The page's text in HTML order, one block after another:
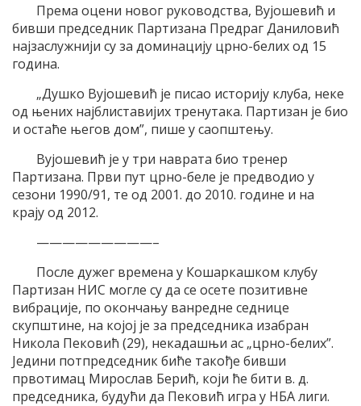
Према оцени новог руководства, Вујошевић и
бивши председник Партизана Предраг Даниловић
најзаслужнији су за доминацију црно-белих од 15
година.
„Душко Вујошевић је писао историју клуба, неке
од њених најблиставијих тренутака. Партизан је био
и остаће његов дом”, пише у саопштењу.
Вујошевић је у три наврата био тренер
Партизана. Први пут црно-беле је предводио у
сезони 1990/91, те од 2001. до 2010. године и на
крају од 2012.
—————————–
После дужег времена у Кошаркашком клубу
Партизан НИС могле су да се осете позитивне
вибрације, по окончању ванредне седнице
скупштине, на којој је за председника изабран
Никола Пековић (29), некадашњи ас „црно-белих”.
Једини потпредседник биће такође бивши
првотимац Мирослав Берић, који ће бити в. д.
председника, будући да Пековић игра у НБА лиги.